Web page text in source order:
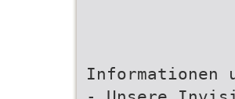
Informationen